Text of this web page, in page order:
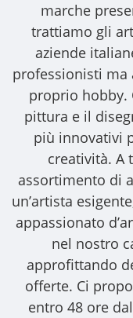
marche
trattiamo gli
aziende
professionisti ma
proprio hobby.
pittura e il
più innovativi
creatività. A
assortimento di
un’artista
appassionato
nel nostro
approfittando
offerte. Ci
entro 48 ore